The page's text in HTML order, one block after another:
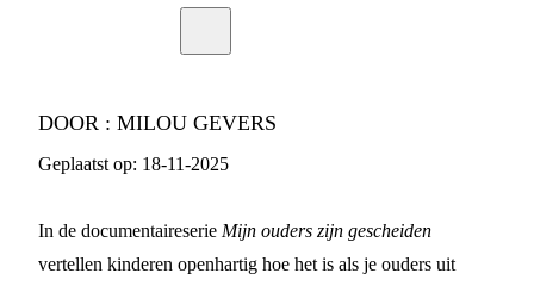
DOOR : MILOU GEVERS
Geplaatst op: 18-11-2025
In de documentaireserie Mijn ouders zijn gescheiden
vertellen kinderen openhartig hoe het is als je ouders uit